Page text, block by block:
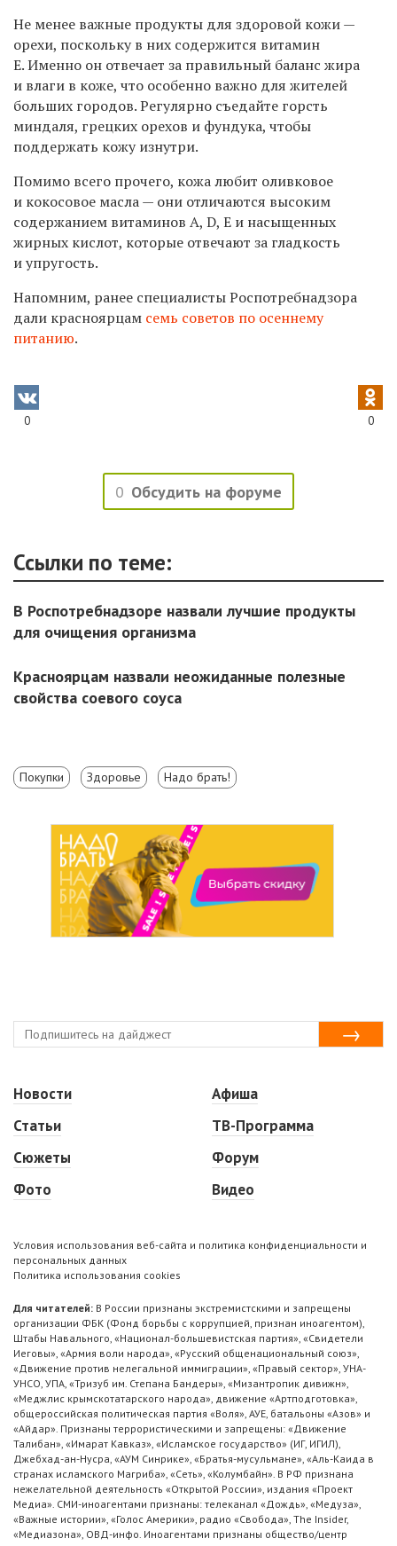
Не менее важные продукты для здоровой кожи —
орехи, поскольку в них содержится витамин
Е. Именно он отвечает за правильный баланс жира
и влаги в коже, что особенно важно для жителей
больших городов. Регулярно съедайте горсть
миндаля, грецких орехов и фундука, чтобы
поддержать кожу изнутри.
Помимо всего прочего, кожа любит оливковое
и кокосовое масла — они отличаются высоким
содержанием витаминов А, D, Е и насыщенных
жирных кислот, которые отвечают за гладкость
и упругость.
Напомним, ранее специалисты Роспотребнадзора
дали красноярцам семь советов по осеннему
питанию.
0 0
0 Обсудить на форуме
Ссылки по теме:
В Роспотребнадзоре назвали лучшие продукты
для очищения организма
Красноярцам назвали неожиданные полезные
свойства соевого соуса
Покупки Здоровье Надо брать!
Новости
Статьи
Сюжеты
Фото
Афиша
ТВ-Программа
Форум
Видео
Условия использования веб-сайта и политика конфиденциальности и
персональных данных
Политика использования cookies
Для читателей: В России признаны экстремистскими и запрещены
организации ФБК (Фонд борьбы с коррупцией, признан иноагентом),
Штабы Навального, «Национал-большевистская партия», «Свидетели
Иеговы», «Армия воли народа», «Русский общенациональный союз»,
«Движение против нелегальной иммиграции», «Правый сектор», УНА-
УНСО, УПА, «Тризуб им. Степана Бандеры», «Мизантропик дивижн»,
«Меджлис крымскотатарского народа», движение «Артподготовка»,
общероссийская политическая партия «Воля», АУЕ, батальоны «Азов» и
«Айдар». Признаны террористическими и запрещены: «Движение
Талибан», «Имарат Кавказ», «Исламское государство» (ИГ, ИГИЛ),
Джебхад-ан-Нусра, «АУМ Синрике», «Братья-мусульмане», «Аль-Каида в
странах исламского Магриба», «Сеть», «Колумбайн». В РФ признана
нежелательной деятельность «Открытой России», издания «Проект
Медиа». СМИ-иноагентами признаны: телеканал «Дождь», «Медуза»,
«Важные истории», «Голос Америки», радио «Свобода», The Insider,
«Медиазона», ОВД-инфо. Иноагентами признаны общество/центр